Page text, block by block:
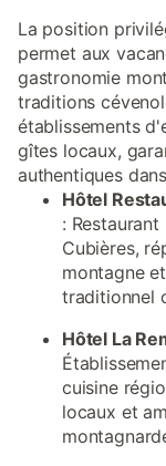
La position
permet aux
gastronomie
traditions
établissements
gîtes locaux,
authentiques
Hôtel
:
Cubières,
montagne
traditionnel
Hôtel La
cuisine
locaux et